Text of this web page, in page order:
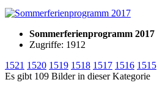
Sommerferienprogramm 2017
Zugriffe: 1912
1521 1520 1519 1518 1517 1516 1515
Es gibt 109 Bilder in dieser Kategorie